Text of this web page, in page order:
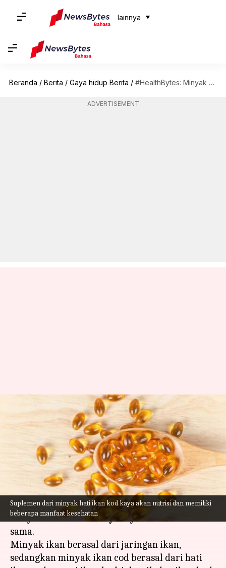
lainnya
Beranda / Berita / Gaya hidup Berita / #HealthBytes: Minyak hati ikan kod sarat dengan manfaat. Temukan disini
ADVERTISEMENT
Suplemen dari minyak hati ikan kod kaya akan nutrisi dan memiliki
beberapa manfaat kesehatan
#HealthBytes: Minyak hati ikan
kod sarat dengan manfaat.
Temukan disini
Handoko Mar 24, 2023 10:26 am
Apa ceritanya
Minyak ikan kod sering disamakan dengan
minyak ikan. Namun sejatinya mereka tidak
sama.
Minyak ikan berasal dari jaringan ikan,
sedangkan minyak ikan cod berasal dari hati